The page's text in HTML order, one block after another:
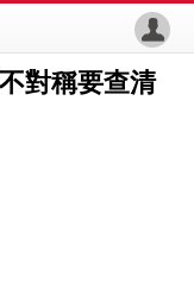
對稱要查清